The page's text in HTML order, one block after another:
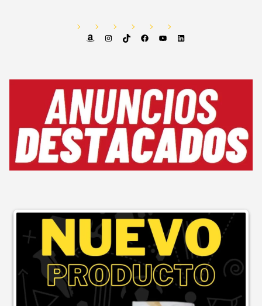
AmazonInstagram
TikTok FacebookYouTube